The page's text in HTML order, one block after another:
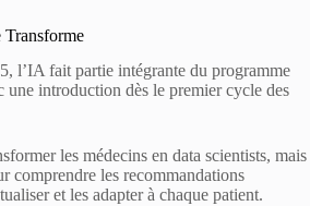
l’IA fait partie intégrante du programme
une introduction dès le premier cycle des
les médecins en data scientists, mais
comprendre les recommandations
et les adapter à chaque patient.